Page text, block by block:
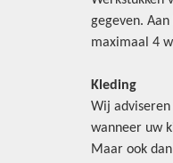
gegeven.
maximaal 4
Kleding
Wij
wanneer uw
Maar ook